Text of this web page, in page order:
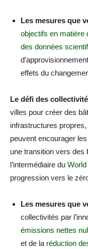
Les mesures que
objectifs en matière
des données
effets du
Le défi des
villes pour créer des
infrastructures
peuvent encourager
une transition vers des
l’intermédiaire du
progression vers le
Les mesures que
collectivités par
émissions nettes
et de la réduction